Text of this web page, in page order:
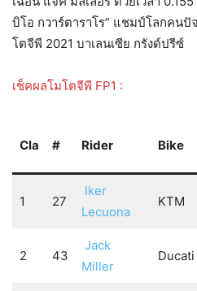
บิโอ กวาร์ตาราโร” แชมป์โลกคน
โตจีพี 2021 บาเลนเซีย กรังด์ปรีซ์
เช็คผลโมโตจีพี FP1 :
Cla # Rider Bike
1 27
Iker
Lecuona
KTM
2 43
Jack
Miller
Ducati